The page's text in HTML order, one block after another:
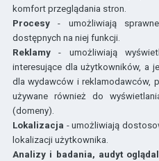
komfort przeglądania stron.
Procesy - umożliwiają
dostępnych na niej funkcji.
Reklamy - umożliwiają
interesujące dla użytkowników, a
dla wydawców i reklamodawców,
używane również do
(domeny).
Lokalizacja - umożliwiają
lokalizacji użytkownika.
Analizy i badania, audyt